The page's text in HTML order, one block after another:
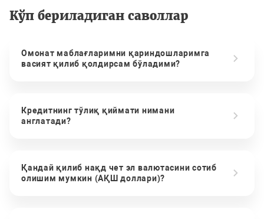
Кўп бериладиган саволлар
Омонат маблағларимни қариндошларимга
васият қилиб қолдирсам бўладими?
Кредитнинг тўлиқ қиймати нимани
англатади?
Қандай қилиб нақд чет эл валютасини сотиб
олишим мумкин (АҚШ доллари)?